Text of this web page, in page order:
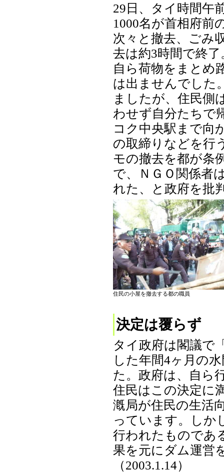
29日、タイ時間午
1000名が首相府前
次々と撤去、ごみ
去は約3時間で終
自ら荷物をまとめ
は出ませんでした
ましたが、住民側
わせず自分たちで
コク中央駅まで向
の取締りなどを行
モの撤去を都が条
で、ＮＧＯ関係者
れた、と政府を批
住民の小屋を撤去する都の職員
決定は覆らず
タイ政府は閣議で
した年間4ヶ月の
た。政府は、自ら
住民はこの決定に
漑局が住民の生活
っています。しか
行われたものであ
果を元にダム運営
（2003.1.14）